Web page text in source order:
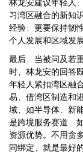
习湾区融合的新知
经验；更要保持韧
个人发展和区域发
最后，当被问及若
时，林龙安的回答
年轻人紧扣湾区融
易，借湾区制造和
域，如半导体、新
是跨境服务赛道，
资源优势。不用贪
同绑定，就是最好